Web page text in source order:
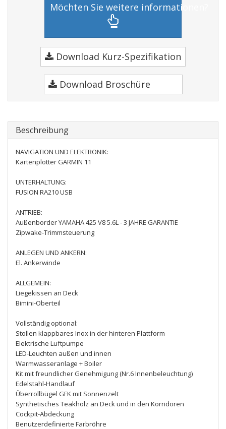
Möchten Sie weitere informationen?
Download Kurz-Spezifikation
Download Broschüre
Beschreibung
NAVIGATION UND ELEKTRONIK:
Kartenplotter GARMIN 11
UNTERHALTUNG:
FUSION RA210 USB
ANTRIEB:
Außenborder YAMAHA 425 V8 5.6L - 3 JAHRE GARANTIE
Zipwake-Trimmsteuerung
ANLEGEN UND ANKERN:
El. Ankerwinde
ALLGEMEIN:
Liegekissen an Deck
Bimini-Oberteil
Vollständig optional:
Stollen klappbares Inox in der hinteren Plattform
Elektrische Luftpumpe
LED-Leuchten außen und innen
Warmwasseranlage + Boiler
Kit mit freundlicher Genehmigung (Nr.6 Innenbeleuchtung)
Edelstahl-Handlauf
Überrollbügel GFK mit Sonnenzelt
Synthetisches Teakholz an Deck und in den Korridoren
Cockpit-Abdeckung
Benutzerdefinierte Farbröhre